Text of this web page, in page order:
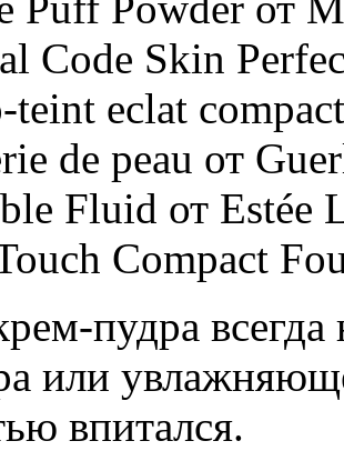
Code Skin
teint eclat
de peau от
Fluid от Estée
Compact
пудра всегда
или
впитался.